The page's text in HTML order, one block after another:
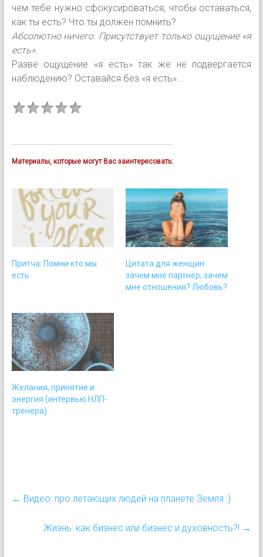
чем тебе нужно сфокусироваться, чтобы оставаться,
как ты есть? Что ты должен помнить?
Абсолютно ничего. Присутствует только ощущение «я
есть».
Разве ощущение «я есть» так же не подвергается
наблюдению? Оставайся без «я есть»...
Материалы, которые могут Вас заинтересовать:
Притча: Помни кто мы
есть
Цитата для женщин:
зачем мне партнёр, зачем
мне отношения? Любовь?
Желания, принятие и
энергия (интервью НЛП-
тренера)
← Видео: про летающих людей на планете Земля :)
Жизнь: как бизнес или бизнес и духовность?! →